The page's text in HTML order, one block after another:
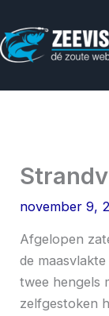
naar
de
november 9,
Afgelopen
de
twee hengels
zelfgestoken